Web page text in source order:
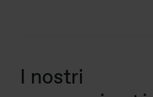
I nostri